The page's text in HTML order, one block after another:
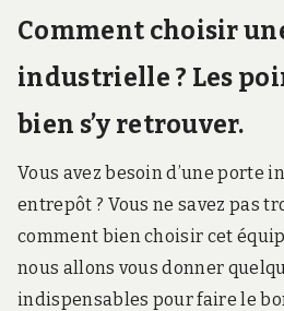
Comment choisir
industrielle ? Les
bien s’y retrouver.
Vous avez besoin d’une porte
entrepôt ? Vous ne savez pas
comment bien choisir cet
nous allons vous donner
indispensables pour faire le